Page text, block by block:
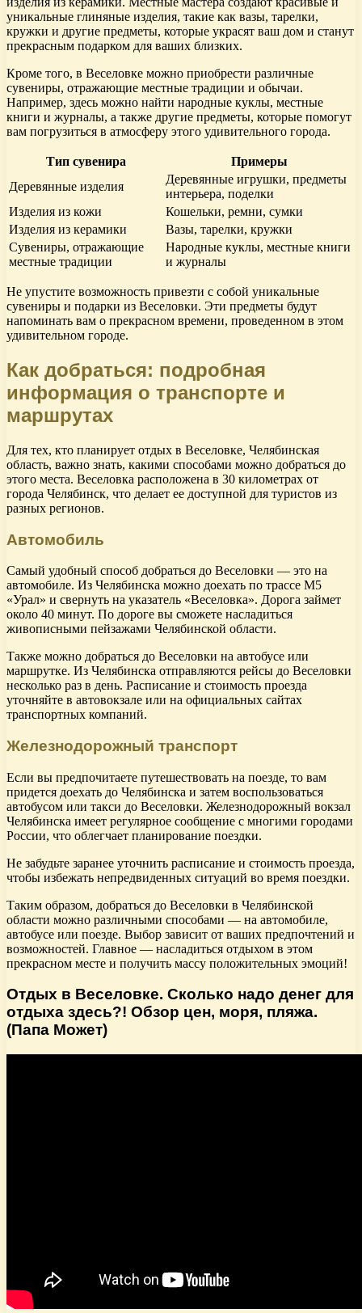
уникальные глиняные изделия, такие как вазы, тарелки,
кружки и другие предметы, которые украсят ваш дом и станут
прекрасным подарком для ваших близких.
Кроме того, в Веселовке можно приобрести различные
сувениры, отражающие местные традиции и обычаи.
Например, здесь можно найти народные куклы, местные
книги и журналы, а также другие предметы, которые помогут
вам погрузиться в атмосферу этого удивительного города.
Тип сувенира
Примеры
Деревянные изделия
Деревянные игрушки, предметы
интерьера, поделки
Изделия из кожи
Кошельки, ремни, сумки
Изделия из керамики
Вазы, тарелки, кружки
Сувениры, отражающие
местные традиции
Народные куклы, местные книги
и журналы
Не упустите возможность привезти с собой уникальные
сувениры и подарки из Веселовки. Эти предметы будут
напоминать вам о прекрасном времени, проведенном в этом
удивительном городе.
Как добраться: подробная
информация о транспорте и
маршрутах
Для тех, кто планирует отдых в Веселовке, Челябинская
область, важно знать, какими способами можно добраться до
этого места. Веселовка расположена в 30 километрах от
города Челябинск, что делает ее доступной для туристов из
разных регионов.
Автомобиль
Самый удобный способ добраться до Веселовки — это на
автомобиле. Из Челябинска можно доехать по трассе М5
«Урал» и свернуть на указатель «Веселовка». Дорога займет
около 40 минут. По дороге вы сможете насладиться
живописными пейзажами Челябинской области.
Также можно добраться до Веселовки на автобусе или
маршрутке. Из Челябинска отправляются рейсы до Веселовки
несколько раз в день. Расписание и стоимость проезда
уточняйте в автовокзале или на официальных сайтах
транспортных компаний.
Железнодорожный транспорт
Если вы предпочитаете путешествовать на поезде, то вам
придется доехать до Челябинска и затем воспользоваться
автобусом или такси до Веселовки. Железнодорожный вокзал
Челябинска имеет регулярное сообщение с многими городами
России, что облегчает планирование поездки.
Не забудьте заранее уточнить расписание и стоимость проезда,
чтобы избежать непредвиденных ситуаций во время поездки.
Таким образом, добраться до Веселовки в Челябинской
области можно различными способами — на автомобиле,
автобусе или поезде. Выбор зависит от ваших предпочтений и
возможностей. Главное — насладиться отдыхом в этом
прекрасном месте и получить массу положительных эмоций!
Отдых в Веселовке. Сколько надо денег для
отдыха здесь?! Обзор цен, моря, пляжа.
(Папа Может)